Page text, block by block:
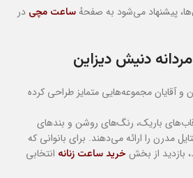
پیشنهاد می‌شود به صفحهٔ ساعت مچی در
دنیش دیزاین
و آقایان مجموعه‌هایی متمایز طراحی کرده
باریک، رنگ‌های روشن و بندهای
مدرن را ارائه می‌دهند. برای بانوانی که
بازدید از بخش خرید ساعت زنانه انتخابی